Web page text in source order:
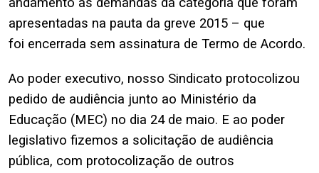
apresentadas na pauta da greve 2015 – que
foi encerrada sem assinatura de Termo de Acordo.
Ao poder executivo, nosso Sindicato protocolizou
pedido de audiência junto ao Ministério da
Educação (MEC) no dia 24 de maio. E ao poder
legislativo fizemos a solicitação de audiência
pública, com protocolização de outros